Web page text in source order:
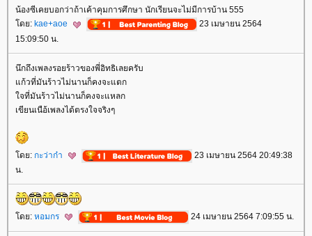
น้องซีเคยบอกว่าถ้าเค้าคุมการศึกษา นักเรียนจะไม่มีการบ้าน 555
ดย: kae+aoe
23 เมษายน 2564
15:09:50 น.
นึกถึงเพลงรอยร้าวของพี่อิทธิเลยครับ
ก้วที่มันร้าวไม่นานก็คงจะแตก
จที่มันร้าวไม่นานก็คงจะแหลก
เขียนเนือ้เพลงได้ตรงใจจริงๆ
ดย: กะว่าก๋า
23 เมษายน 2564 20:49:38
น.
ดย: หอมกร 24 เมษายน 2564 7:09:55 น.